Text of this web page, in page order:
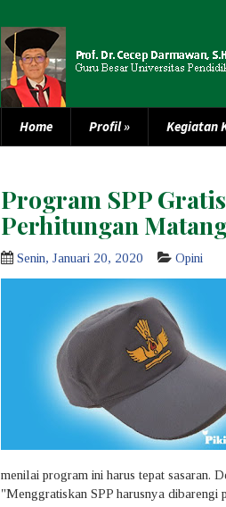
Home Profil» Kegiatan
Program SPP
Perhitungan
Senin, Januari 20, 2020 Opini
menilai program ini harus tepat sasaran.
"Menggratiskan SPP harusnya dibarengi